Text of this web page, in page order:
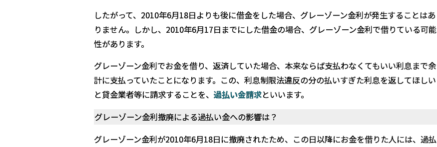
したがって、2010年6月18日よりも後に借金をした場合、グレーゾーン金利が発生することはあ
りません。しかし、2010年6月17日までにした借金の場合、グレーゾーン金利で借りている可能
性があります。
グレーゾーン金利でお金を借り、返済していた場合、本来ならば支払わなくてもいい利息まで余
計に支払っていたことになります。この、利息制限法違反の分の払いすぎた利息を返してほしい
と貸金業者等に請求することを、過払い金請求といいます。
グレーゾーン金利撤廃による過払い金への影響は？
グレーゾーン金利が2010年6月18日に撤廃されたため、この日以降にお金を借りた人には、過払